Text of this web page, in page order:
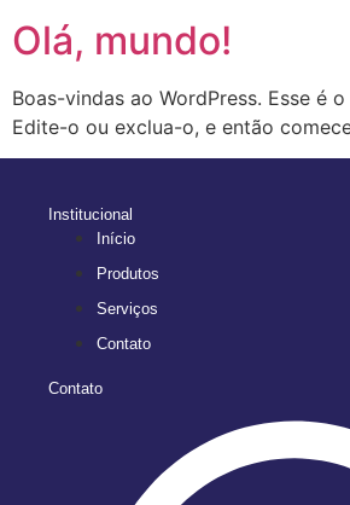
Olá, mundo!
Boas-vindas ao WordPress. Esse é
Edite-o ou exclua-o, e então
Institucional
Início
Produtos
Serviços
Contato
Contato